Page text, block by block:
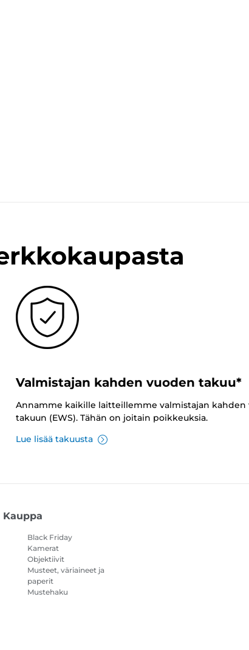
Valmistajan kahden vuoden takuu*
Annamme kaikille laitteillemme valmistajan kahden
takuun (EWS). Tähän on joitain poikkeuksia.
Lue lisää takuusta
Kauppa
Black Friday
Kamerat
Objektiivit
Musteet, väriaineet ja
paperit
Mustehaku